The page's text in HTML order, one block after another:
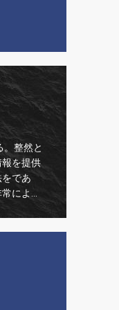
。整然と
報を提供
であ
によい
かにに